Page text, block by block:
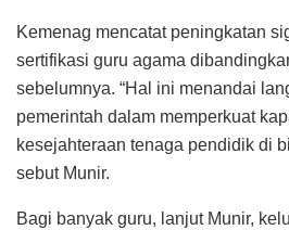
Kemenag mencatat peningkatan
sertifikasi guru agama
sebelumnya. “Hal ini menandai
pemerintah dalam memperkuat
kesejahteraan tenaga pendidik di
sebut Munir.
Bagi banyak guru, lanjut Munir,